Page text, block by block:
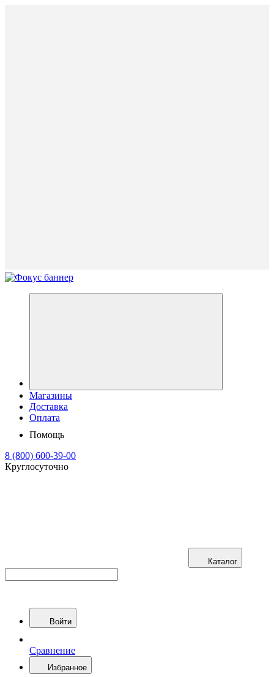
Магазины
Доставка
Оплата
Помощь
8 (800) 600-39-00
Круглосуточно
Каталог
Войти
Сравнение
Избранное